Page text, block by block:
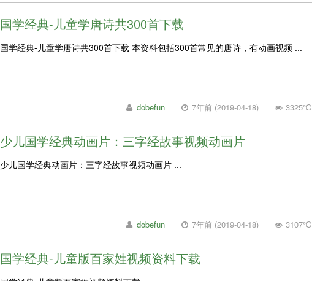
国学经典-儿童学唐诗共300首下载
国学经典-儿童学唐诗共300首下载 本资料包括300首常见的唐诗，有动画视频 ...
dobefun 7年前 (2019-04-18) 3325℃
少儿国学经典动画片：三字经故事视频动画片
少儿国学经典动画片：三字经故事视频动画片 ...
dobefun 7年前 (2019-04-18) 3107℃
国学经典-儿童版百家姓视频资料下载